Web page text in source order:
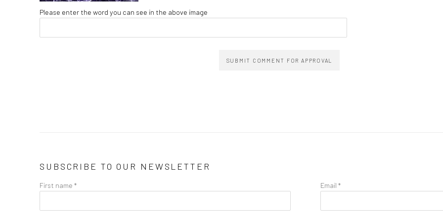
Please enter the word you can see in the above image
SUBMIT COMMENT FOR APPROVAL
SUBSCRIBE TO OUR NEWSLETTER
First name * Email *